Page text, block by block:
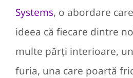
Systems, o abordare
ideea că fiecare dintre
multe părți interioare,
furia, una care poartă